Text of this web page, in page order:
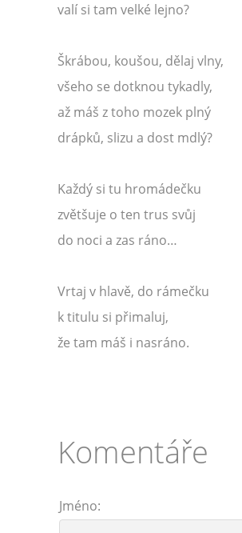
valí si tam velké lejno?
Škrábou, koušou, dělaj vlny,
všeho se dotknou tykadly,
až máš z toho mozek plný
drápků, slizu a dost mdlý?
Každý si tu hromádečku
zvětšuje o ten trus svůj
do noci a zas ráno…
Vrtaj v hlavě, do rámečku
k titulu si přimaluj,
že tam máš i nasráno.
Komentáře
Jméno: